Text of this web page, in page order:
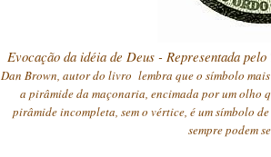
Evocação da idéia de Deus - Representada
Dan Brown, autor do livro lembra que o símbolo
a pirâmide da maçonaria, encimada por um olho
pirâmide incompleta, sem o vértice, é um símbolo
sempre podem